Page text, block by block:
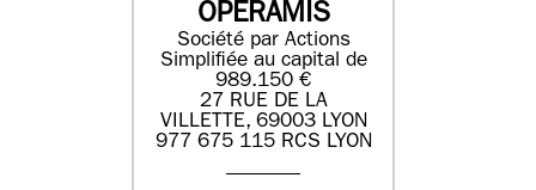
OPERAMIS
Société par Actions
Simplifiée au capital de
989.150 €
27 RUE DE LA
VILLETTE, 69003 LYON
977 675 115 RCS LYON